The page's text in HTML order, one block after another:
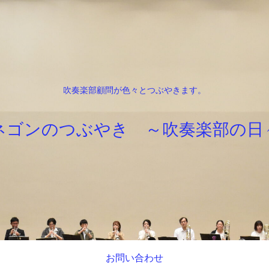
吹奏楽部顧問が色々とつぶやきます。
ゴンのつぶやき ～吹奏楽部の日
お問い合わせ